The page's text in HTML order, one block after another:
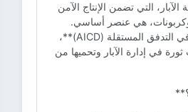
التي تضمن الإنتاج الآمن
هي عنصر أساسي.
تُقدم **أجهزة التحكم في التدفق المستقلة (AICD)**،
في إدارة الآبار وتحميها من